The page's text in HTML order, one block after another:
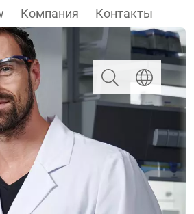
Компания Контакты
Поиск Выберите